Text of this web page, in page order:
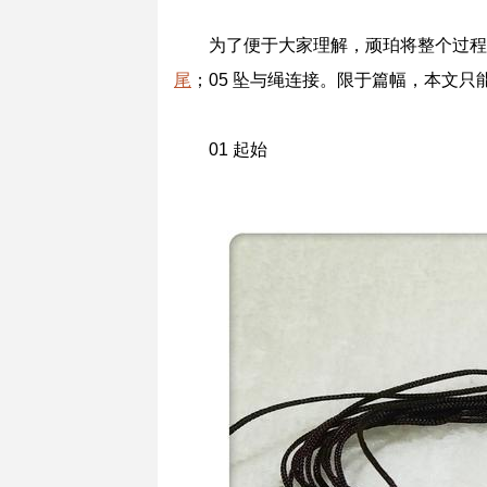
为了便于大家理解，顽珀将整个过
尾 ；05 坠与绳连接。限于篇幅，本文
01 起始